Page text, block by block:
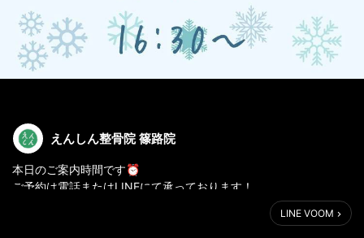
えんしん整骨院 篠路院
本日のご案内時間です⏰
ご予約は電話またはLINEにて承っております！
LINE VOOM